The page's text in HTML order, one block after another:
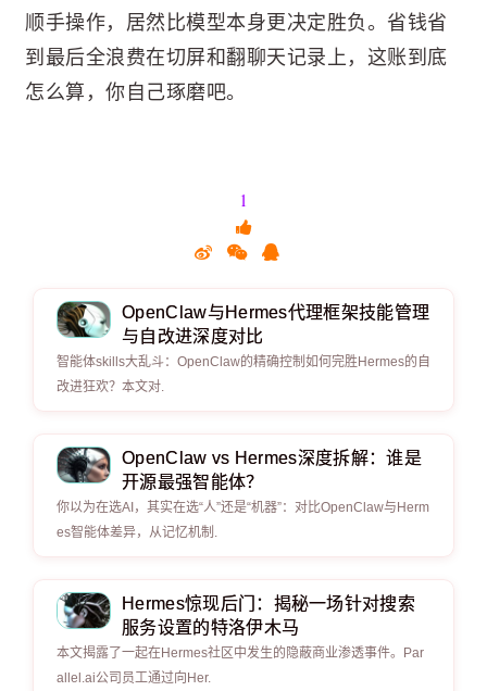
顺手操作，居然比模型本身更决定胜负。省钱省
到最后全浪费在切屏和翻聊天记录上，这账到底
怎么算，你自己琢磨吧。
1
OpenClaw与Hermes代理框架技能管理
与自改进深度对比
智能体skills大乱斗：OpenClaw的精确控制如何完胜Hermes的自
改进狂欢？本文对.
OpenClaw vs Hermes深度拆解：谁是
开源最强智能体？
你以为在选AI，其实在选“人”还是“机器”：对比OpenClaw与Herm
es智能体差异，从记忆机制.
Hermes惊现后门：揭秘一场针对搜索
服务设置的特洛伊木马
本文揭露了一起在Hermes社区中发生的隐蔽商业渗透事件。Par
allel.ai公司员工通过向Her.